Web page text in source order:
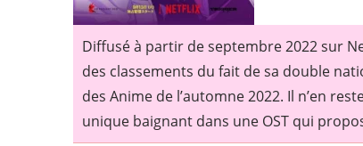
Diffusé à partir de septembre 2022 sur
des classements du fait de sa double
des Anime de l’automne 2022. Il n’en
unique baignant dans une OST qui